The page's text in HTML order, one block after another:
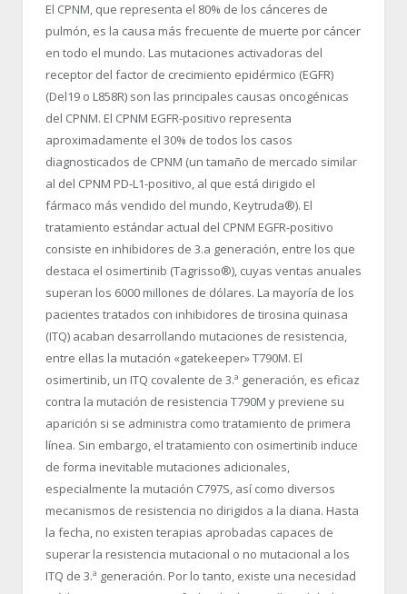
El CPNM, que representa el 80% de los cánceres de
pulmón, es la causa más frecuente de muerte por cáncer
en todo el mundo. Las mutaciones activadoras del
receptor del factor de crecimiento epidérmico (EGFR)
(Del19 o L858R) son las principales causas oncogénicas
del CPNM. El CPNM EGFR-positivo representa
aproximadamente el 30% de todos los casos
diagnosticados de CPNM (un tamaño de mercado similar
al del CPNM PD-L1-positivo, al que está dirigido el
fármaco más vendido del mundo, Keytruda®). El
tratamiento estándar actual del CPNM EGFR-positivo
consiste en inhibidores de 3.a generación, entre los que
destaca el osimertinib (Tagrisso®), cuyas ventas anuales
superan los 6000 millones de dólares. La mayoría de los
pacientes tratados con inhibidores de tirosina quinasa
(ITQ) acaban desarrollando mutaciones de resistencia,
entre ellas la mutación «gatekeeper» T790M. El
osimertinib, un ITQ covalente de 3.ª generación, es eficaz
contra la mutación de resistencia T790M y previene su
aparición si se administra como tratamiento de primera
línea. Sin embargo, el tratamiento con osimertinib induce
de forma inevitable mutaciones adicionales,
especialmente la mutación C797S, así como diversos
mecanismos de resistencia no dirigidos a la diana. Hasta
la fecha, no existen terapias aprobadas capaces de
superar la resistencia mutacional o no mutacional a los
ITQ de 3.ª generación. Por lo tanto, existe una necesidad